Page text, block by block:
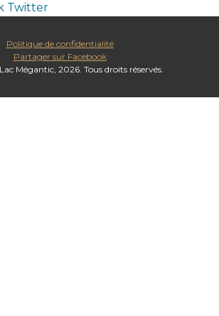
Twitter
Mégantic, 2026. Tous droits réservés.
Politique de confidentialité
Partager sur Facebook